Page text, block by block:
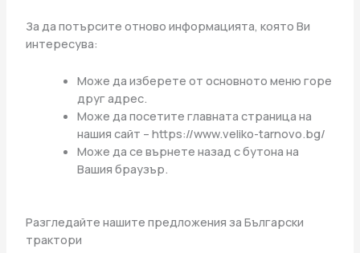
За да потърсите отново информацията, която Ви
интересува:
Може да изберете от основното меню горе
друг адрес.
Може да посетите главната страница на
нашия сайт – https://www.veliko-tarnovo.bg/
Може да се върнете назад с бутона на
Вашия браузър.
Разгледайте нашите предложения за Български
трактори